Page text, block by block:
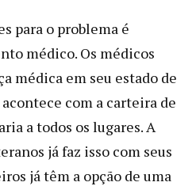
para o problema é
médico. Os médicos
médica em seu estado de
com a carteira de
a todos os lugares. A
já faz isso com seus
já têm a opção de uma